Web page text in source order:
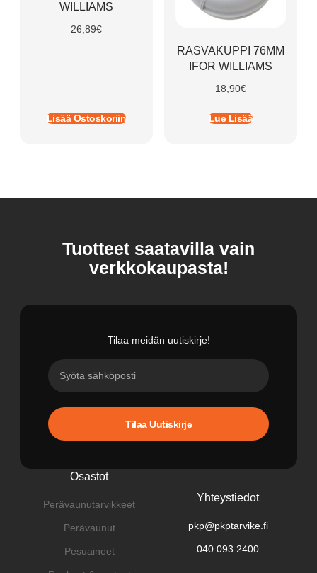
WILLIAMS
26,89€
Lisää Ostoskoriin
RASVAKUPPI 76MM
IFOR WILLIAMS
18,90€
Lue Lisää
Tuotteet saatavilla vain
verkkokaupasta!
Tilaa meidän uutiskirje!
Tilaa Uutiskirje
Osastot
Perävaunutarvikkeet
Perävaunut
Pesuaineet
Yhteystiedot
pkp@pkptarvike.fi
040 093 2400